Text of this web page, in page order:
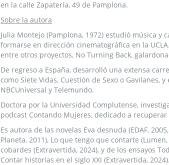
en la calle Zapatería, 49 de Pamplona.
Sobre la autora​​
Julia Montejo (Pamplona, 1972) estudió música
formarse en dirección cinematográfica en la
entre otros proyectos, No Turning Back,
De regreso a España, desarrolló una extensa
como Siete Vidas, Cuestión de Sexo o
NBCUniversal y Telemundo.
Doctora por la Universidad Complutense,
podcast Contando Mujeres, dedicado a
Es autora de las novelas Eva desnuda (EDAF,
Planeta, 2011), Lo que tengo que contarte
cobardes (Extravertida, 2024), y de los ensayos
Contar historias en el siglo XXI (Extravertida,